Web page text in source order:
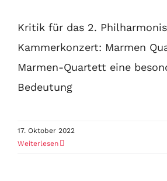
Kritik für das 2.
Kammerkonzert: Marmen
Marmen-Quartett eine
Bedeutung
17. Oktober 2022
Weiterlesen